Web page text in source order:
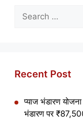
for:
Recent Post
प्याज भंडारण
भंडारण पर